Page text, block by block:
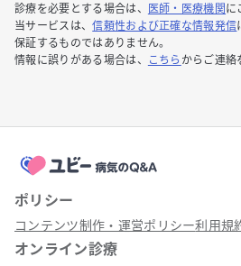
診療を必要とする場合は、
医師・医療機関 に
当サービスは、信頼性および正確な情報発信
保証するものではありません。
情報に誤りがある場合は、
こちら からご連絡
ポリシー
コンテンツ制作・運営ポリシー利用規
オンライン診療